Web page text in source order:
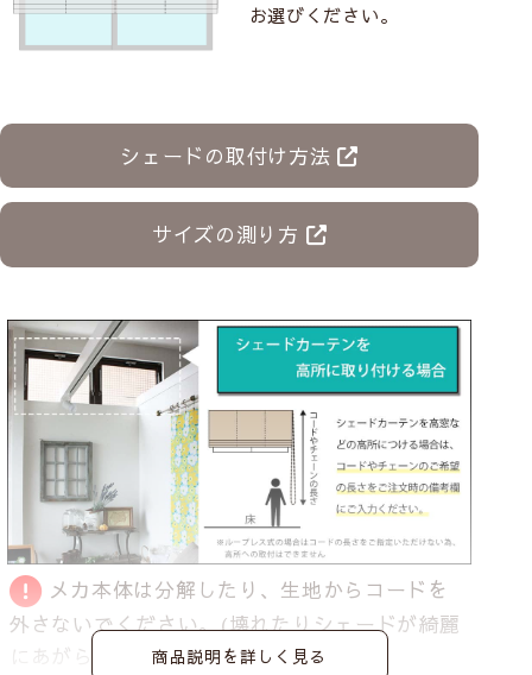
お選びください。
シェードの取付け方法
サイズの測り方
メカ本体は分解したり、生地からコードを
外さないでください。(壊れたりシェードが綺麗
にあがらなくなる恐れがあります)
商品説明を詳しく見る